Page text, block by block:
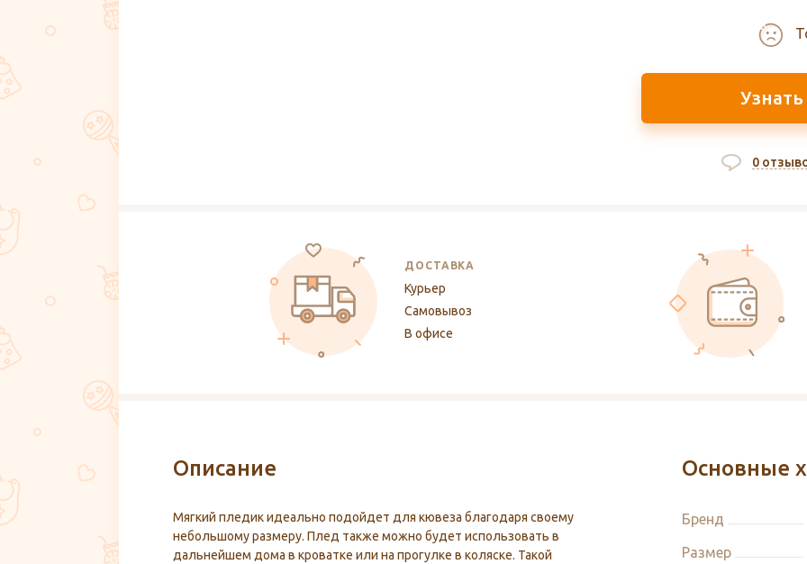
0
ДОСТАВКА
Курьер
Самовывоз
В офисе
Описание
Мягкий пледик идеально подойдет для кювеза благодаря своему
небольшому размеру. Плед также можно будет использовать в
дальнейшем дома в кроватке или на прогулке в коляске. Такой
Основные
Бренд
Размер